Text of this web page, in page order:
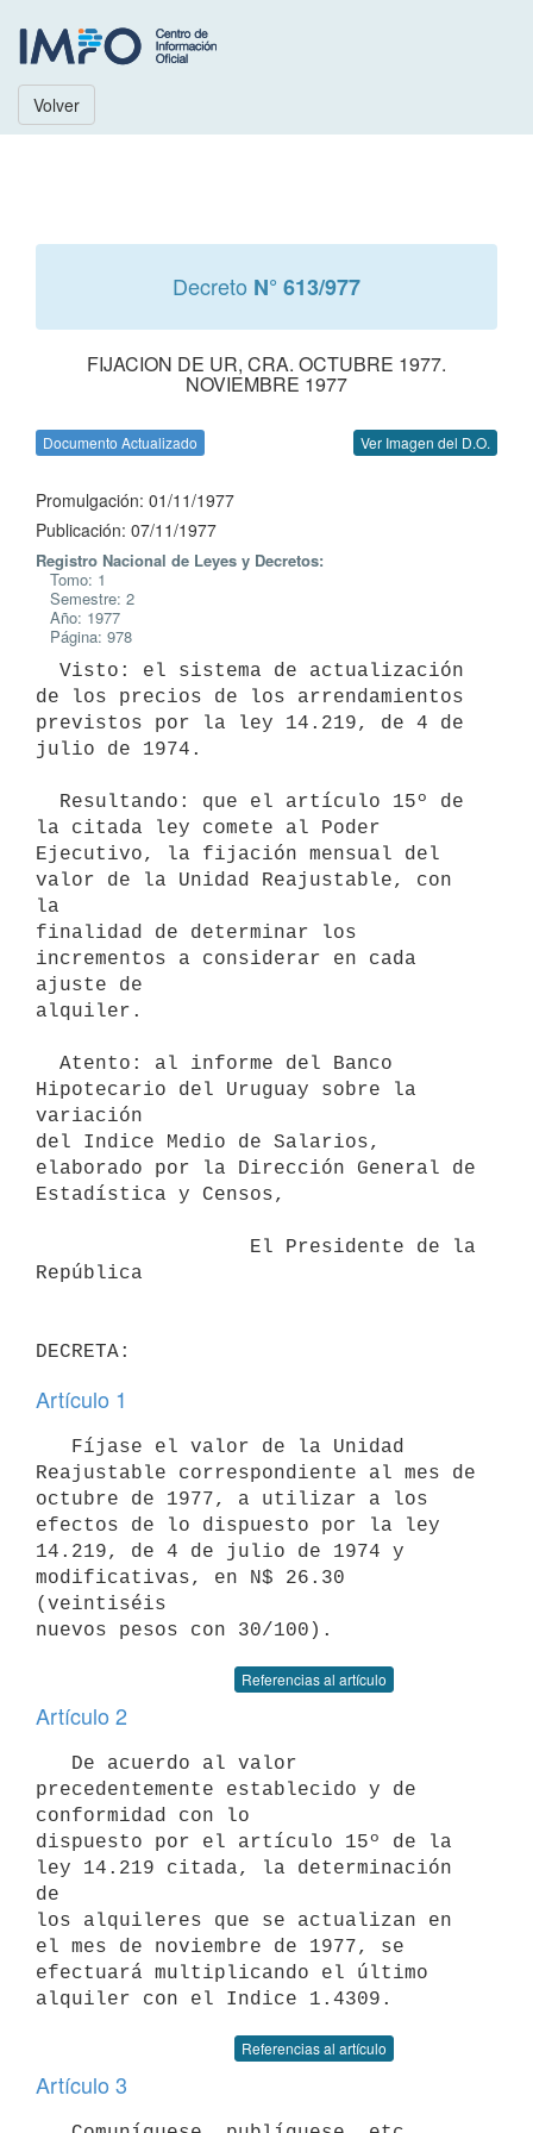
Volver
Decreto N° 613/977
FIJACION DE UR, CRA. OCTUBRE 1977.
NOVIEMBRE 1977
Documento Actualizado Ver Imagen del D.O.
Promulgación: 01/11/1977
Publicación: 07/11/1977
Registro Nacional de Leyes y Decretos:
Tomo: 1
Semestre: 2
Año: 1977
Página: 978
de los precios de los arrendamientos
previstos por la ley 14.219, de 4 de
julio de 1974.
la citada ley comete al Poder
Ejecutivo, la fijación mensual del
valor de la Unidad Reajustable, con
la
finalidad de determinar los
incrementos a considerar en cada
ajuste de
alquiler.
Hipotecario del Uruguay sobre la
variación
del Indice Medio de Salarios,
elaborado por la Dirección General de
Estadística y Censos,
República
Artículo 1
Reajustable correspondiente al mes de
octubre de 1977, a utilizar a los
efectos de lo dispuesto por la ley
14.219, de 4 de julio de 1974 y
modificativas, en N$ 26.30
(veintiséis
Referencias al artículo
Artículo 2
precedentemente establecido y de
conformidad con lo
dispuesto por el artículo 15º de la
ley 14.219 citada, la determinación
de
los alquileres que se actualizan en
el mes de noviembre de 1977, se
efectuará multiplicando el último
Referencias al artículo
Artículo 3